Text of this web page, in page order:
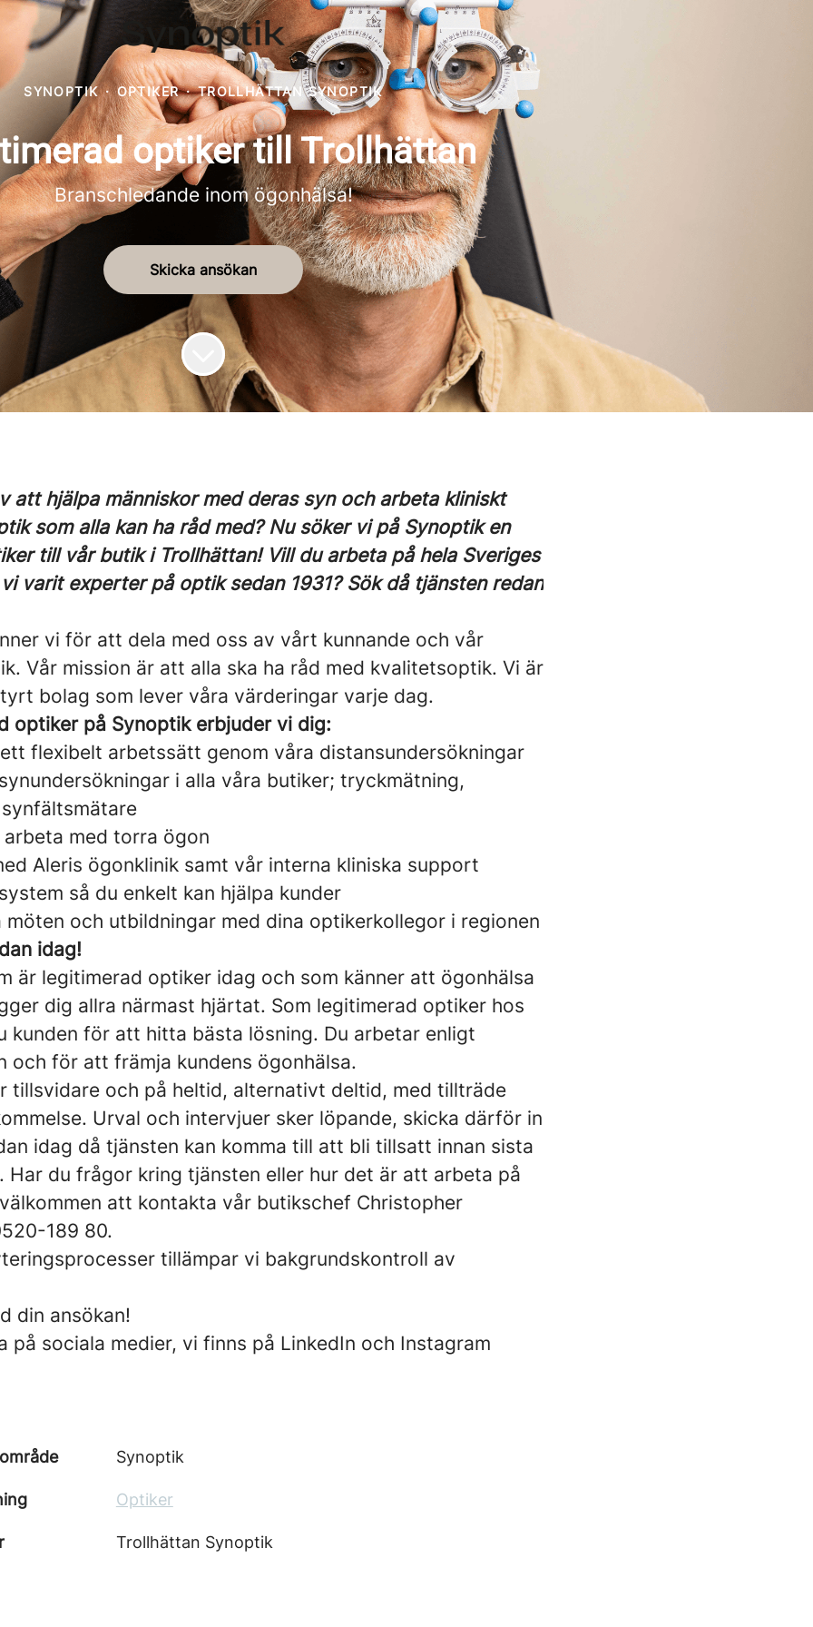
SYNOPTIK · OPTIKER · TROLLHÄTTAN SYNOPTIK
optiker till Trollhättan
Branschledande inom ögonhälsa!
Skicka ansökan
att hjälpa människor med deras syn och arbeta kliniskt
som alla kan ha råd med? Nu söker vi på Synoptik en
till vår butik i Trollhättan! Vill du arbeta på hela Sveriges
varit experter på optik sedan 1931? Sök då tjänsten redan
vi för att dela med oss av vårt kunnande och vår
Vår mission är att alla ska ha råd med kvalitetsoptik. Vi är
bolag som lever våra värderingar varje dag.
optiker på Synoptik erbjuder vi dig:
flexibelt arbetssätt genom våra distansundersökningar
i alla våra butiker; tryckmätning,
med torra ögon
Aleris ögonklinik samt vår interna kliniska support
så du enkelt kan hjälpa kunder
möten och utbildningar med dina optikerkollegor i regionen
idag!
är legitimerad optiker idag och som känner att ögonhälsa
dig allra närmast hjärtat. Som legitimerad optiker hos
kunden för att hitta bästa lösning. Du arbetar enligt
och för att främja kundens ögonhälsa.
tillsvidare och på heltid, alternativt deltid, med tillträde
Urval och intervjuer sker löpande, skicka därför in
idag då tjänsten kan komma till att bli tillsatt innan sista
Har du frågor kring tjänsten eller hur det är att arbeta på
att kontakta vår butikschef Christopher
189 80.
tillämpar vi bakgrundskontroll av
din ansökan!
på sociala medier, vi finns på LinkedIn och Instagram
Synoptik
Optiker
Trollhättan Synoptik